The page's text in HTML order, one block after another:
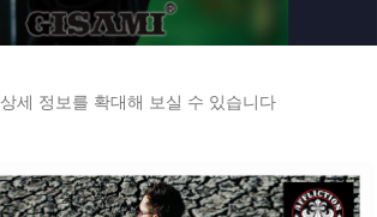
상세 정보를 확대해 보실 수 있습니다